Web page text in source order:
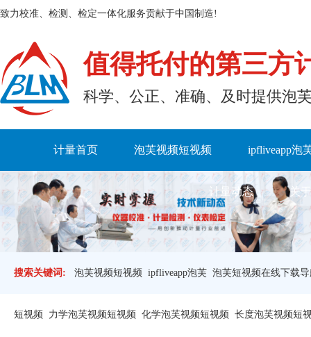
致力校准、检测、检定一体化服务贡献于中国制造!
值得托付的第三方
科学、公正、准确、及时
计量首页 泡芙视频短视频 ipfliveapp泡
计量动态 关
搜索关键词: 泡芙视频短视频 ipfliveapp泡芙 泡芙短视频在线下载
短视频 力学泡芙视频短视频 化学泡芙视频短视频 长度泡芙视频短